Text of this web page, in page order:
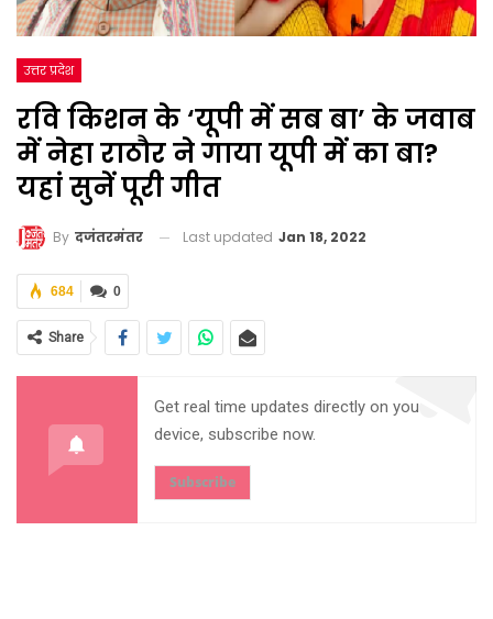
उत्तर प्रदेश
रवि किशन के ‘यूपी में सब बा’ के जवाब
में नेहा राठौर ने गाया यूपी में का बा?
यहां सुनें पूरी गीत
By दजंतरमंतर Last updated Jan 18, 2022
0
684
Share
Get real time updates directly on you
device, subscribe now.
Subscribe